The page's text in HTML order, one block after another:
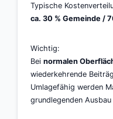
Typische
ca. 30 % Gemeinde /
Wichtig:
Beinormalen
wiederkehrende
Umlagefähig werden
grundlegenden